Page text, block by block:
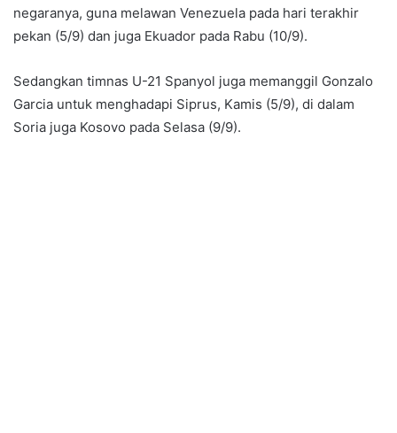
negaranya, guna melawan Venezuela pada hari terakhir
pekan (5/9) dan juga Ekuador pada Rabu (10/9).
Sedangkan timnas U-21 Spanyol juga memanggil Gonzalo
Garcia untuk menghadapi Siprus, Kamis (5/9), di dalam
Soria juga Kosovo pada Selasa (9/9).